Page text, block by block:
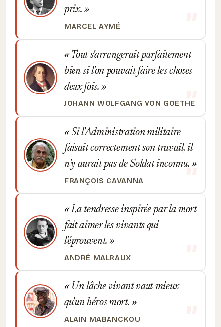
prix.
MARCEL AYMÉ
Tout s'arrangerait parfaitement
bien si l'on pouvait faire les choses
deux fois.
JOHANN WOLFGANG VON GOETHE
Si l'Administration militaire
faisait correctement son travail, il
n'y aurait pas de Soldat inconnu.
FRANÇOIS CAVANNA
La tendresse inspirée par la mort
fait aimer les vivants qui
l'éprouvent.
ANDRÉ MALRAUX
Un lâche vivant vaut mieux
qu'un héros mort.
ALAIN MABANCKOU